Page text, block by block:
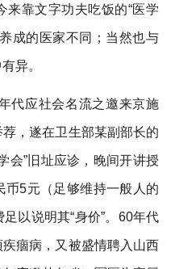
来靠文字功夫吃饭的“医学
成的医家不同；当然也与
异。
代应社会名流之邀来京施
，遂在卫生部某副部长的
会”旧址应诊，晚间开讲授
币5元（足够维持一般人的
以说明其“身价”。60年代
痼病，又被盛情聘入山西